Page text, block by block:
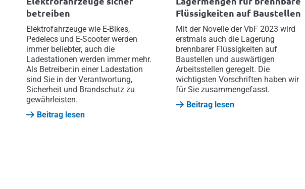
betreiben
Elektrofahrzeuge wie E-Bikes,
Pedelecs und E-Scooter werden
immer beliebter, auch die
Ladestationen werden immer mehr.
Als Betreiber:in einer Ladestation
sind Sie in der Verantwortung,
Sicherheit und Brandschutz zu
gewährleisten.
Beitrag lesen
Flüssigkeiten auf Baustellen
Mit der Novelle der VbF 2023 wird
erstmals auch die Lagerung
brennbarer Flüssigkeiten auf
Baustellen und auswärtigen
Arbeitsstellen geregelt. Die
wichtigsten Vorschriften haben wir
für Sie zusammengefasst.
Beitrag lesen